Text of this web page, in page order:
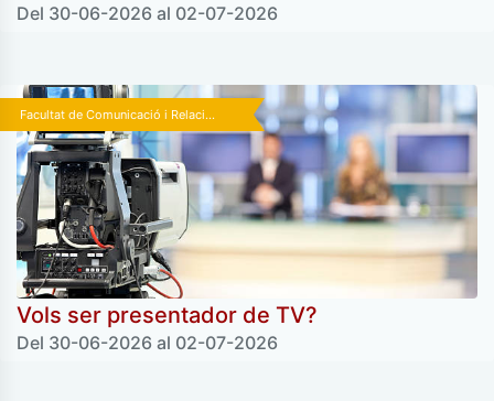
Del 30-06-2026 al 02-07-2026
Facultat de Comunicació i Relaci...
Vols ser presentador de TV?
Del 30-06-2026 al 02-07-2026